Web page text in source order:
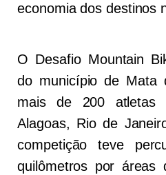
economia dos destinos
O Desafio Mountain
do município de Mata
mais de 200 atletas
Alagoas, Rio de
competição teve
quilômetros por áreas